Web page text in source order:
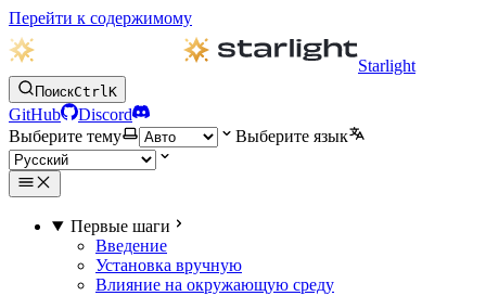
Перейти к содержимому
Starlight
ПоискCtrlK
GitHub
Discord
Выберите тему
Выберите язык
Первые шаги
Введение
Установка вручную
Влияние на окружающую среду